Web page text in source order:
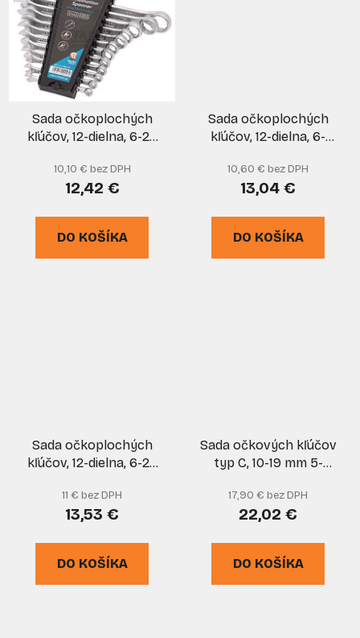
Sada očkoplochých
kľúčov, 12-dielna, 6-22
XL-TOOLS
10,10 € bez DPH
12,42 €
DO KOŠÍKA
Sada očkoplochých
kľúčov, 12-dielna, 6-
plátenom obale, GEKO
10,60 € bez DPH
13,04 €
DO KOŠÍKA
Sada očkoplochých
kľúčov, 12-dielna, 6-22
satinované, GEKO
11 € bez DPH
13,53 €
DO KOŠÍKA
Sada očkových kľúčov
typ C, 10-19 mm 5-
17,90 € bez DPH
22,02 €
DO KOŠÍKA